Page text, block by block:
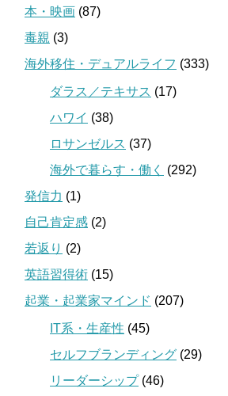
本・映画 (87)
毒親 (3)
海外移住・デュアルライフ (333)
ダラス／テキサス (17)
ハワイ (38)
ロサンゼルス (37)
海外で暮らす・働く
(292)
発信力 (1)
自己肯定感 (2)
若返り (2)
英語習得術 (15)
起業・起業家マインド (207)
IT系・生産性 (45)
セルフブランディング (29)
リーダーシップ(46)